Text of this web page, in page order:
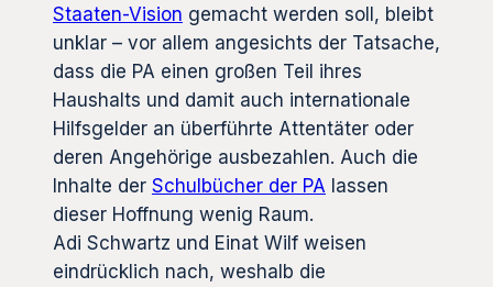
Staaten-Vision gemacht werden soll, bleibt
unklar – vor allem angesichts der Tatsache,
dass die PA einen großen Teil ihres
Haushalts und damit auch internationale
Hilfsgelder an überführte Attentäter oder
deren Angehörige ausbezahlen. Auch die
Inhalte der Schulbücher der PA lassen
dieser Hoffnung wenig Raum.
Adi Schwartz und Einat Wilf weisen
eindrücklich nach, weshalb die